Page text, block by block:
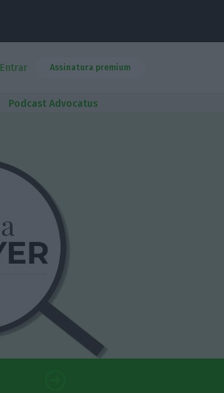
Entrar Assinatura premium
Podcast Advocatus